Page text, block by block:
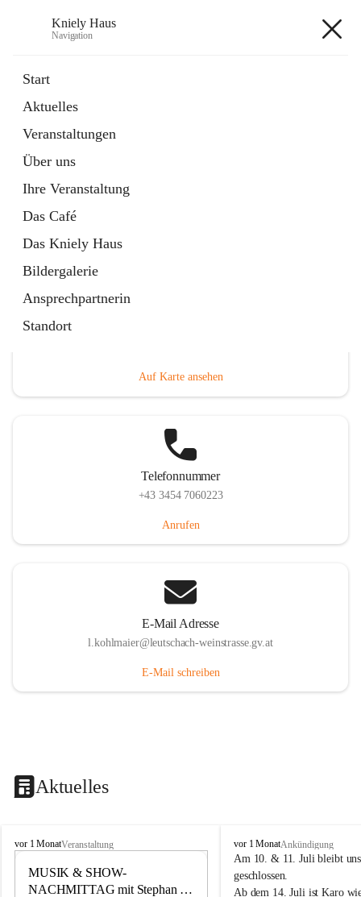
Kniely Haus
Navigation
Start
Aktuelles
Veranstaltungen
Über uns
Ihre Veranstaltung
Das Café
Das Kniely Haus
Bildergalerie
Ansprechpartnerin
Standort
Externe Webseite
in
Tab
Ö-Ticket
Externe Webseite
öffnet
in
neuem
Tab
Arnfelser Straße 10, 8463 Leutschach an der Weinstraße,
Auf Karte ansehen
Telefonnummer
+43 3454 7060223
Anrufen
E-Mail Adresse
l.kohlmaier@leutschach-weinstrasse.gv.at
E-Mail schreiben
Aktuelles
K
vor 1 MonatVeranstaltung
AU
MUSIK & SHOW-
NACHMITTAG mit Stephan
K
n
i
e
vor 1 MonatAnkündigung
Am 10. & 11. Juli bleibt
geschlossen.
Ab dem 14. Juli ist Karo